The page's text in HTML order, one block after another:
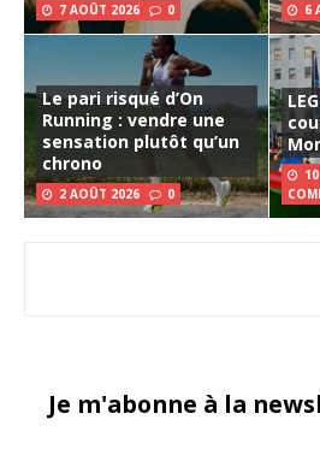
7 AOÛT 2026 0 6
Le pari risqué d’On
Running : vendre une
sensation plutôt qu’un
chrono
2 AOÛT 2026 0
Je m'abonne à la